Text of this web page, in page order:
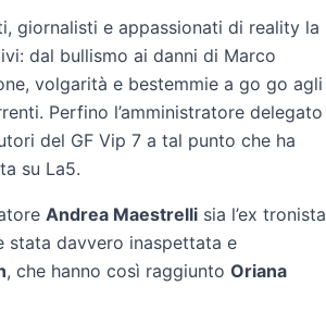
giornalisti e appassionati di reality la
dal bullismo ai danni di Marco
volgarità e bestemmie a go go agli
Perfino l’amministratore delegato
del GF Vip 7 a tal punto che ha
su La5.
Andrea Maestrelli sia l’ex tronista
stata davvero inaspettata e
, che hanno così raggiunto Oriana